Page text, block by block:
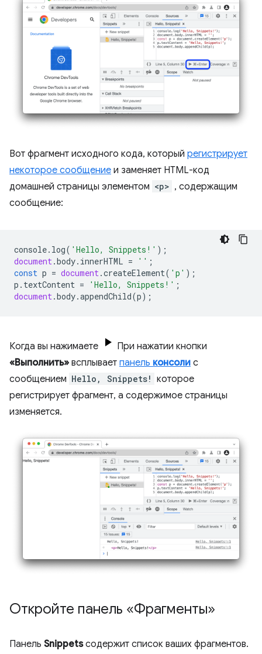
Вот фрагмент исходного кода, который регистрирует
некоторое сообщение и заменяет HTML-код
домашней страницы элементом <p> , содержащим
сообщение:
console. log( 'Hello, Snippets!' );
document.body. innerHTML = '' ;
const p = document.createElement( 'p' );
p . textContent = 'Hello, Snippets!' ;
document.body.appendChild(p);
Когда вы нажимаете
При нажатии кнопки
«Выполнить» всплывает панель консоли с
сообщением Hello, Snippets! которое
регистрирует фрагмент, а содержимое страницы
изменяется.
Откройте панель «Фрагменты»
Панель Snippetsсодержит список ваших фрагментов.